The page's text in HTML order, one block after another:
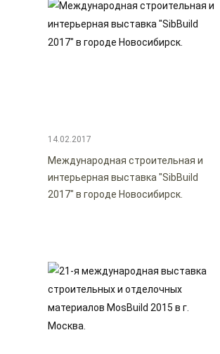
14.02.2017
Международная строительная и
интерьерная выставка "SibBuild
2017" в городе Новосибирск.